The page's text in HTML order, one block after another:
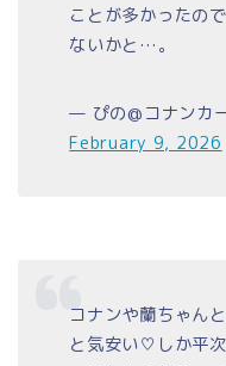
ことが多かったの
ないかと…。
— ぴの@コナンカ
February 9, 2026
コナンや蘭ちゃん
と気安い♡しか平